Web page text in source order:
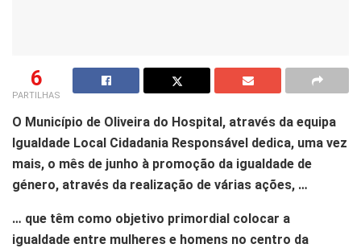
6
PARTILHAS
O Município de Oliveira do Hospital, através da equipa
Igualdade Local Cidadania Responsável dedica, uma vez
mais, o mês de junho à promoção da igualdade de
género, através da realização de várias ações, …
… que têm como objetivo primordial colocar a
igualdade entre mulheres e homens no centro da